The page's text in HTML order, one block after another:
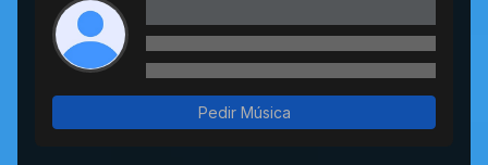
Pedir Música